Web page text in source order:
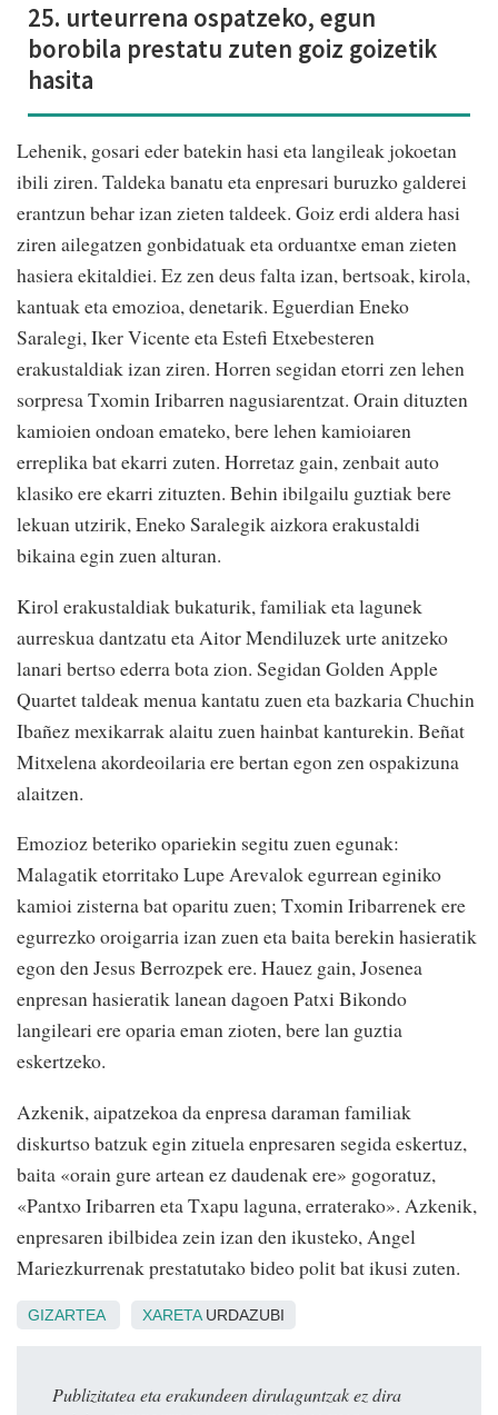
25. urteurrena ospatzeko, egun
borobila prestatu zuten goiz goizetik
hasita
Lehenik, gosari eder batekin hasi eta langileak jokoetan
ibili ziren. Taldeka banatu eta enpresari buruzko galderei
erantzun behar izan zieten taldeek. Goiz erdi aldera hasi
ziren ailegatzen gonbidatuak eta orduantxe eman zieten
hasiera ekitaldiei. Ez zen deus falta izan, bertsoak, kirola,
kantuak eta emozioa, denetarik. Eguerdian Eneko
Saralegi, Iker Vicente eta Estefi Etxebesteren
erakustaldiak izan ziren. Horren segidan etorri zen lehen
sorpresa Txomin Iribarren nagusiarentzat. Orain dituzten
kamioien ondoan emateko, bere lehen kamioiaren
erreplika bat ekarri zuten. Horretaz gain, zenbait auto
klasiko ere ekarri zituzten. Behin ibilgailu guztiak bere
lekuan utzirik, Eneko Saralegik aizkora erakustaldi
bikaina egin zuen alturan.
Kirol erakustaldiak bukaturik, familiak eta lagunek
aurreskua dantzatu eta Aitor Mendiluzek urte anitzeko
lanari bertso ederra bota zion. Segidan Golden Apple
Quartet taldeak menua kantatu zuen eta bazkaria Chuchin
Ibañez mexikarrak alaitu zuen hainbat kanturekin. Beñat
Mitxelena akordeoilaria ere bertan egon zen ospakizuna
alaitzen.
Emozioz beteriko opariekin segitu zuen egunak:
Malagatik etorritako Lupe Arevalok egurrean eginiko
kamioi zisterna bat oparitu zuen; Txomin Iribarrenek ere
egurrezko oroigarria izan zuen eta baita berekin hasieratik
egon den Jesus Berrozpek ere. Hauez gain, Josenea
enpresan hasieratik lanean dagoen Patxi Bikondo
langileari ere oparia eman zioten, bere lan guztia
eskertzeko.
Azkenik, aipatzekoa da enpresa daraman familiak
diskurtso batzuk egin zituela enpresaren segida eskertuz,
baita «orain gure artean ez daudenak ere» gogoratuz,
«Pantxo Iribarren eta Txapu laguna, erraterako». Azkenik,
enpresaren ibilbidea zein izan den ikusteko, Angel
Mariezkurrenak prestatutako bideo polit bat ikusi zuten.
GIZARTEA XARETAURDAZUBI
Publizitatea eta erakundeen dirulaguntzak ez dira